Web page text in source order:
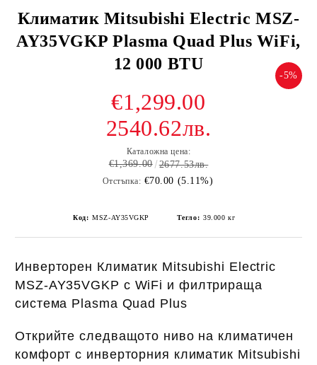
Климатик Mitsubishi Electric MSZ-
AY35VGKP Plasma Quad Plus WiFi,
12 000 BTU
-5%
€1,299.00
2540.62лв.
Каталожна цена:
€1,369.00 2677.53лв.
Отстъпка: €70.00 (5.11%)
Код: MSZ-AY35VGKP Тегло: 39.000 кг
Инверторен Климатик Mitsubishi Electric
MSZ-AY35VGKP с WiFi и филтрираща
система Plasma Quad Plus
Открийте следващото ниво на климатичен
комфорт с инверторния климатик Mitsubishi